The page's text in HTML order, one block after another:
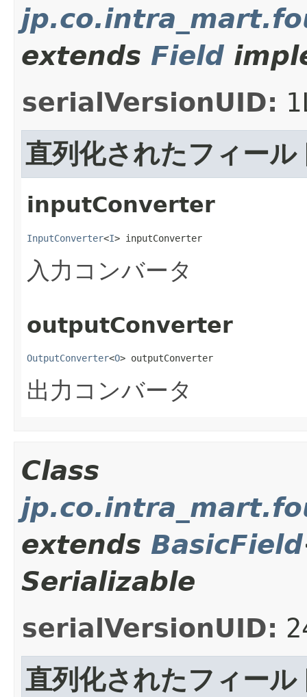
extends Field
serialVersionUID:
直列化されたフィール
inputConverter
InputConverter<I> inputConverter
入力コンバータ
outputConverter
OutputConverter<O> outputConverter
出力コンバータ
Class
extends BasicField
Serializable
serialVersionUID:
直列化されたフィール